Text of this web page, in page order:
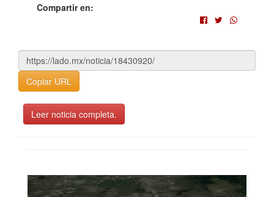
Compartir en:
Copiar URL
Leer noticia completa.